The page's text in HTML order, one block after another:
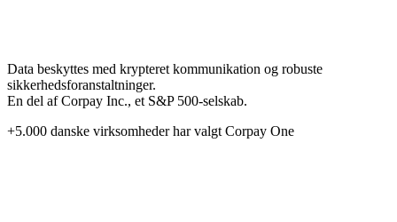
Data beskyttes med krypteret kommunikation og robuste
sikkerhedsforanstaltninger.
En del af Corpay Inc., et S&P 500-selskab.
+5.000 danske virksomheder har valgt Corpay One